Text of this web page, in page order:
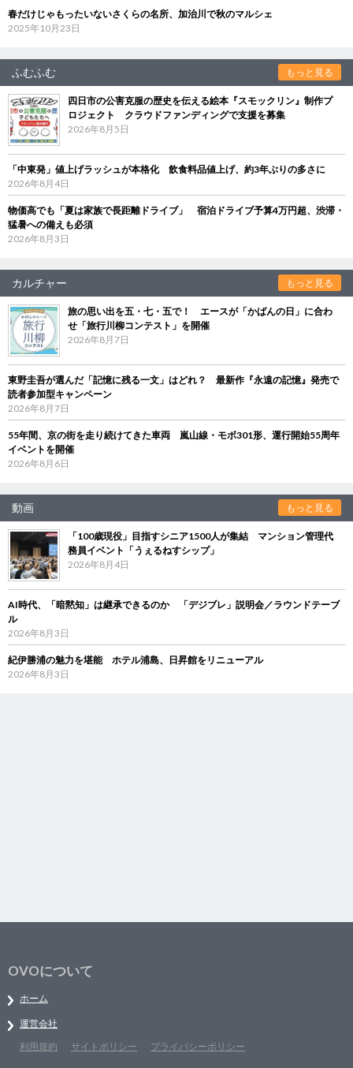
春だけじゃもったいないさくらの名所、加治川で秋のマルシェ
2025年10月23日
ふむふむ もっと見る
四日市の公害克服の歴史を伝える絵本『スモックリン』制作プ
ロジェクト クラウドファンディングで支援を募集
2026年8月5日
「中東発」値上げラッシュが本格化 飲食料品値上げ、約3年ぶりの多さに
2026年8月4日
物価高でも「夏は家族で長距離ドライブ」 宿泊ドライブ予算4万円超、渋滞・
猛暑への備えも必須
2026年8月3日
カルチャー もっと見る
旅の思い出を五・七・五で！ エースが「かばんの日」に合わ
せ「旅行川柳コンテスト」を開催
2026年8月7日
東野圭吾が選んだ「記憶に残る一文」はどれ？ 最新作『永遠の記憶』発売で
読者参加型キャンペーン
2026年8月7日
55年間、京の街を走り続けてきた車両 嵐山線・モボ301形、運行開始55周年
イベントを開催
2026年8月6日
動画 もっと見る
「100歳現役」目指すシニア1500人が集結 マンション管理代
務員イベント「うぇるねすシップ」
2026年8月4日
AI時代、「暗黙知」は継承できるのか 「デジブレ」説明会／ラウンドテーブ
ル
2026年8月3日
紀伊勝浦の魅力を堪能 ホテル浦島、日昇館をリニューアル
2026年8月3日
OVOについて
ホーム
運営会社
利用規約
サイトポリシー プライバシーポリシー